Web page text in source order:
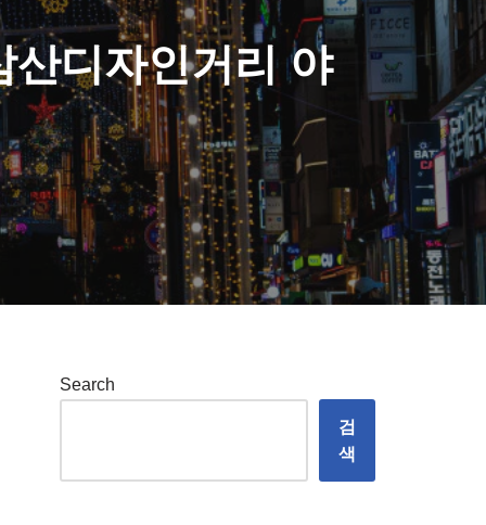
산디자인거리 야
Search
검
색